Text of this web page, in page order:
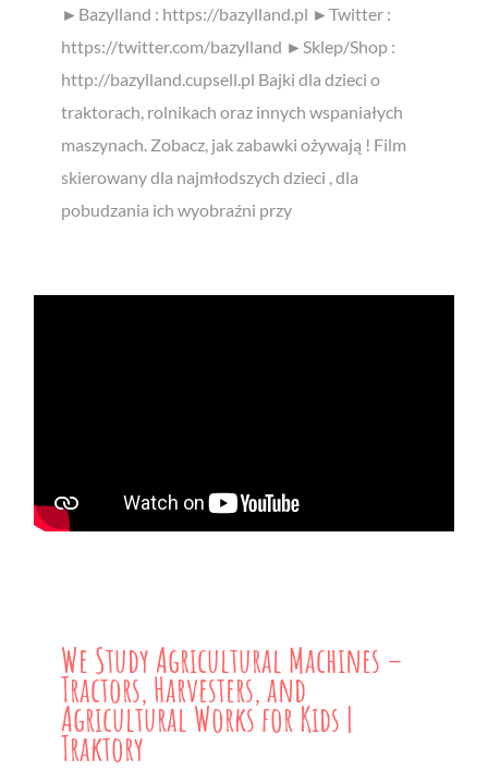
►Bazylland : https://bazylland.pl ►Twitter :
https://twitter.com/bazylland ►Sklep/Shop :
http://bazylland.cupsell.pl Bajki dla dzieci o
traktorach, rolnikach oraz innych wspaniałych
maszynach. Zobacz, jak zabawki ożywają ! Film
skierowany dla najmłodszych dzieci , dla
pobudzania ich wyobraźni przy
We Study Agricultural Machines –
Tractors, Harvesters, and
Agricultural Works for Kids |
Traktory